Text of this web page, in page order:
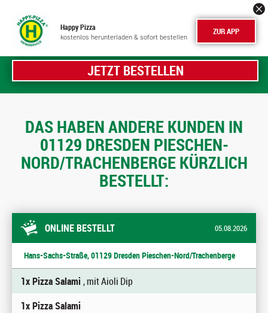
Happy Pizza
kostenlos herunterladen & sofort bestellen ZUR APP
JETZT BESTELLEN
DAS HABEN ANDERE KUNDEN IN
01129 DRESDEN PIESCHEN-
NORD/TRACHENBERGE KÜRZLICH
BESTELLT:
ONLINE BESTELLT 05.08.2026
Hans-Sachs-Straße, 01129 Dresden Pieschen-Nord/Trachenberge
1x Pizza Salami , mit Aioli Dip
1x Pizza Salami